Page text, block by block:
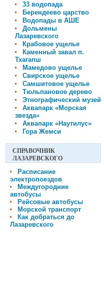
33 водопада
Берендеево царство
Водопады в АШЕ
Дольмены
Лазаревского
Крабовое ущелье
Каменный завал п.
Тхагапш
Мамедово ущелье
Свирское ущелье
Самшитовое ущелье
Тюльпановое дерево
Этнографический музей
Аквапарк «Морская
звезда»
Аквапарк «Наутилус»
Гора Жемси
СПРАВОЧНИК
ЛАЗАРЕВСКОГО
Расписание
электропоездов
Междугородние
автобусы
Рейсовые автобусы
Морской транспорт
Как добраться до
Лазаревского